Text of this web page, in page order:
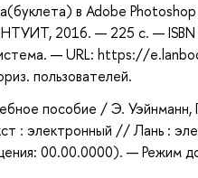
в Adobe
2016. — 225 с. —
— URL: https://
пользователей.
пособие / Э.
: электронный // Лань :
00.00.0000). — Режим